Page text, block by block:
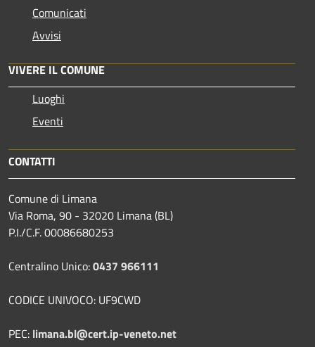
Comunicati
Avvisi
VIVERE IL COMUNE
Luoghi
Eventi
CONTATTI
Comune di Limana
Via Roma, 90 - 32020 Limana (BL)
P.I./C.F. 00086680253
Centralino Unico:0437 966111
CODICE UNIVOCO: UF9CWD
PEC: limana.bl@cert.ip-veneto.net